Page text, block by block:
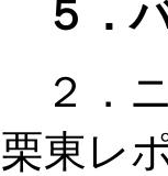
５．
２．
栗東レ